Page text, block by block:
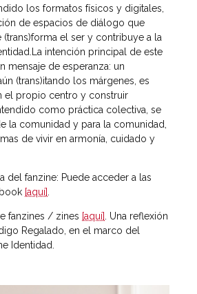
los formatos físicos y digitales,
de espacios de diálogo que
el ser y contribuye a la
intención principal de este
mensaje de esperanza: un
(trans)itando los márgenes, es
el propio centro y construir
como práctica colectiva, se
la comunidad y para la comunidad,
de vivir en armonía, cuidado y
del fanzine: Puede acceder a las
[aquí]
fanzines / zines [aquí]. Una reflexión
Regalado, en el marco del
Identidad.